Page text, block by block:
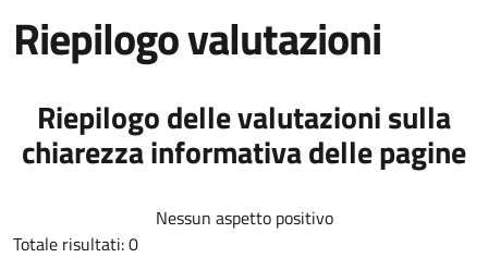
Riepilogo valutazioni
Riepilogo delle valutazioni sulla
chiarezza informativa delle pagine
Nessun aspetto positivo
Totale risultati: 0